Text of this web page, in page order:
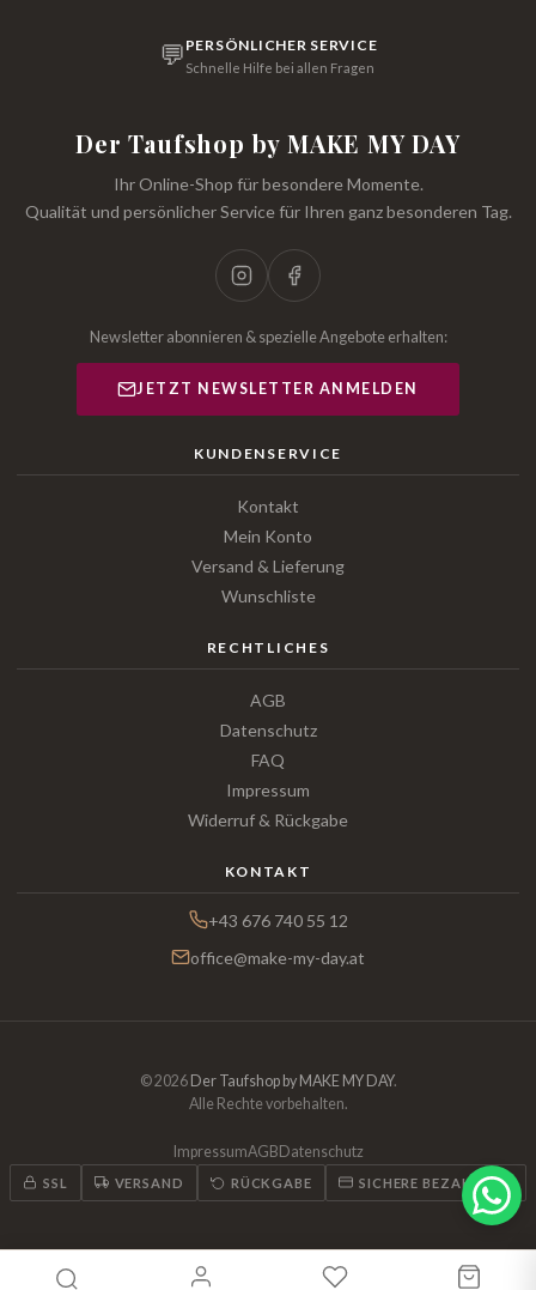
💬 PERSÖNLICHER SERVICE
Schnelle Hilfe bei allen Fragen
Der Taufshop by MAKE MY DAY
Ihr Online-Shop für besondere Momente.
Qualität und persönlicher Service für Ihren ganz besonderen Tag.
Newsletter abonnieren & spezielle Angebote erhalten:
JETZT NEWSLETTER ANMELDEN
KUNDENSERVICE
Kontakt
Mein Konto
Versand & Lieferung
Wunschliste
RECHTLICHES
AGB
Datenschutz
FAQ
Impressum
Widerruf & Rückgabe
KONTAKT
+43 676 740 55 12
office@make-my-day.at
© 2026 Der Taufshop by MAKE MY DAY.
Alle Rechte vorbehalten.
ImpressumAGB Datenschutz
SSL VERSAND RÜCKGABE SICHERE BEZAHLUNG